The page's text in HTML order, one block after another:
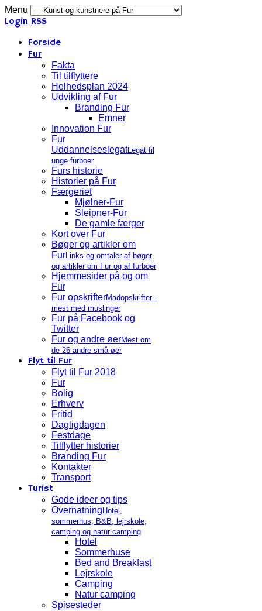
Menu
Login RSS
Forside
Fur
Fakta
Til tilflyttere
Helhedsplan 2024
Udvikling af Fur
Branding Fur
Emner
Innovation Fur
Fur
UddannelseslegatLegat til
unge furboer
Furs historie
Historier på Fur
Færgeriet
Mjølner-Fur
Sleipner-Fur
De gamle færger
Kort over Fur
Bøger og artikler om
FurLinks og omtaler af bøger
og artikler om Fur og af furboer
Hjemmesider på og om
Fur
Fur opskrifterMadopskrifter -
mest med muslinger
Fur på Facebook og
Twitter
Fur og andre øerMest om
de 26 andre små-øer
Flyt til Fur
Flyt til Fur 2018
Fur
Bolig
Erhverv
Fritid
Dagligdagen
Festdage
Tilflytter historier
Branding Fur
Kontakter
Transport
Turist
Gode ideer og tips
Overnatning Hotel,
sommerhus, B&B, lejrskole,
camping og natur camping
Hotel
Sommerhuse
Bed and Breakfast
Lejrskole
Camping
Natur camping
Spisesteder